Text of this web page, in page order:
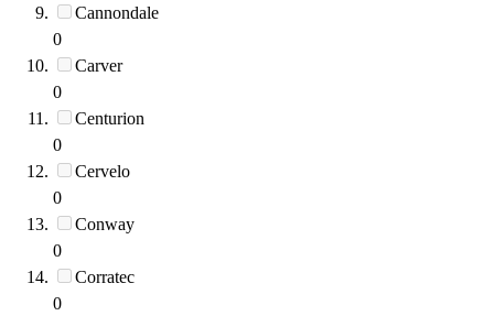
Cannondale
0
Carver
0
Centurion
0
Cervelo
0
Conway
0
Corratec
0